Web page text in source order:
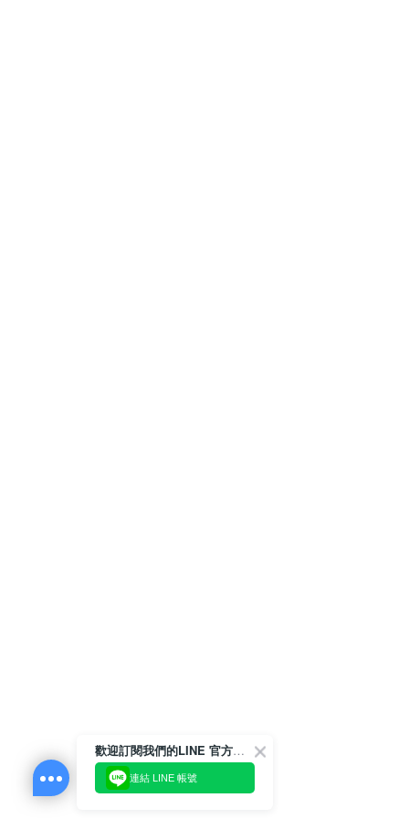
歡迎訂閱我們的LINE 官方帳號
連結 LINE 帳號